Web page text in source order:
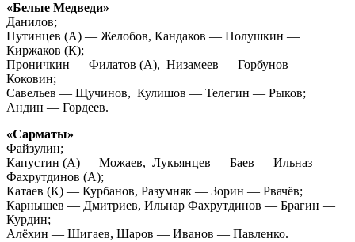
«Белые Медведи»
Данилов;
Путинцев (А) — Желобов, Кандаков — Полушкин —
Киржаков (К);
Проничкин — Филатов (А), Низамеев — Горбунов —
Коковин;
Савельев — Щучинов, Кулишов — Телегин — Рыков;
Андин — Гордеев.
«Сарматы»
Файзулин;
Капустин (А) — Можаев, Лукьянцев — Баев — Ильназ
Фахрутдинов (А);
Катаев (К) — Курбанов, Разумняк — Зорин — Рвачёв;
Карнышев — Дмитриев, Ильнар Фахрутдинов — Брагин —
Курдин;
Алёхин — Шигаев, Шаров — Иванов — Павленко.